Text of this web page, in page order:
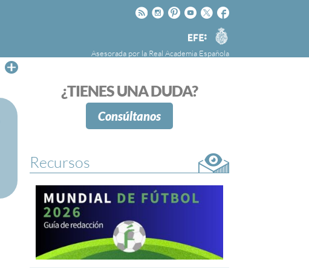
Facebook
Twitter
Youtube
Pinteres
Instagram
Rss
Agencia
EFE
Asesorada por la Real Academia Española
FundéuRAE es una fundación patrocinada por
la Agencia Efe y la Real Academia Española,
cuyo objetivo es colaborar con el buen uso del
¿TIENES UNA DUDA?
Consúltanos
Recursos